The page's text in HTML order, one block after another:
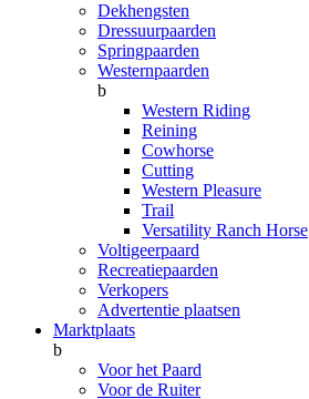
Dekhengsten
Dressuurpaarden
Springpaarden
Westernpaarden
b
Western Riding
Reining
Cowhorse
Cutting
Western Pleasure
Trail
Versatility Ranch Horse
Voltigeerpaard
Recreatiepaarden
Verkopers
Advertentie plaatsen
Marktplaats
b
Voor het Paard
Voor de Ruiter